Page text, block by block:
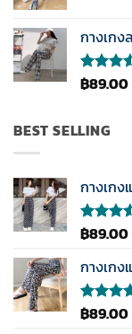
กางเก
ให้
ตั้งแต่
1-5
฿89.00
BEST SELLING
กางเก
ให้
ตั้งแต่
1-5
฿89.00
กางเกง
ให้คะแน
฿89.00